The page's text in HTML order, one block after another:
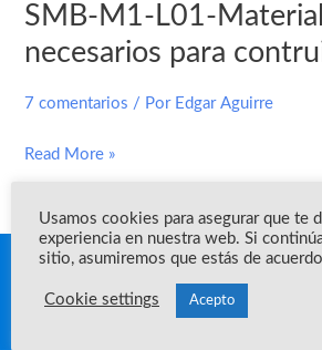
SMB-M1-L01-
necesarios para
7 comentarios / Por Edgar Aguirre
SMB-
Materiales
para
Read More »
Acerca de la
Que es YRA?
Usamos cookies para asegurar que te
experiencia en nuestra web. Si
sitio, asumiremos que estás de
Cookie settings Acepto